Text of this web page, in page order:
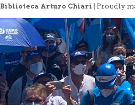
Biblioteca Arturo Chiari | Proudly